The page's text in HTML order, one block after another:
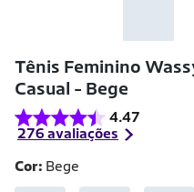
Tênis Feminino
Casual - Bege
4.47
276 avaliações
Cor: Bege